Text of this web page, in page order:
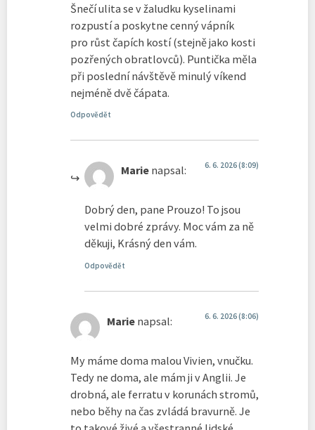
Šnečí ulita se v žaludku kyselinami
rozpustí a poskytne cenný vápník
pro růst čapích kostí (stejně jako kosti
pozřených obratlovců). Puntička měla
při poslední návštěvě minulý víkend
nejméně dvě čápata.
Odpovědět
Marie napsal: 6. 6. 2026 (8:09)
Dobrý den, pane Prouzo! To jsou
velmi dobré zprávy. Moc vám za ně
děkuji, Krásný den vám.
Odpovědět
Marie napsal: 6. 6. 2026 (8:06)
My máme doma malou Vivien, vnučku.
Tedy ne doma, ale mám ji v Anglii. Je
drobná, ale ferratu v korunách stromů,
nebo běhy na čas zvládá bravurně. Je